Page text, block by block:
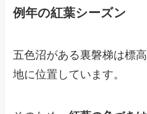
例年の紅葉シーズン
五色沼がある裏磐梯は標
地に位置しています。